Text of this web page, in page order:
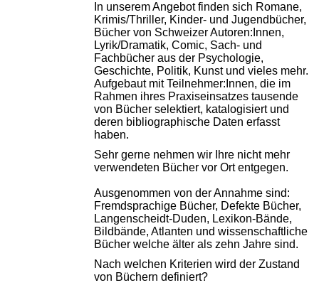
In unserem Angebot finden sich Romane,
Krimis/Thriller, Kinder- und Jugendbücher,
Bücher von Schweizer Autoren:Innen,
Lyrik/Dramatik, Comic, Sach- und
Fachbücher aus der Psychologie,
Geschichte, Politik, Kunst und vieles mehr.
Aufgebaut mit Teilnehmer:Innen, die im
Rahmen ihres Praxiseinsatzes tausende
von Bücher selektiert, katalogisiert und
deren bibliographische Daten erfasst
haben.
Sehr gerne nehmen wir Ihre nicht mehr
verwendeten Bücher vor Ort entgegen.
Ausgenommen von der Annahme sind:
Fremdsprachige Bücher, Defekte Bücher,
Langenscheidt-Duden, Lexikon-Bände,
Bildbände, Atlanten und wissenschaftliche
Bücher welche älter als zehn Jahre sind.
Nach welchen Kriterien wird der Zustand
von Büchern definiert?